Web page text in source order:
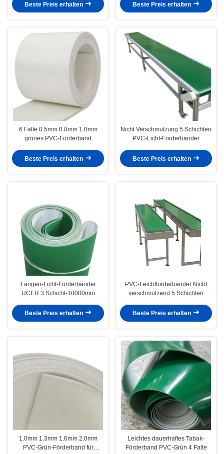
Beste Preis erhalten Beste Preis erhalten
6 Falte 0.5mm 0.8mm 1.0mm
grünes PVC-Förderband
Beste Preis erhalten
Nicht Verschmutzung 5 Schichten
PVC-Licht-Förderbänder
Beste Preis erhalten
Längen-Licht-Förderbänder
UCER 3 Schicht-10000mm
Beste Preis erhalten
PVC-Leichtförderbänder Nicht
verschmutzend 5 Schichten
Beste Preis erhalten
1.0mm 1.3mm 1.6mm 2.0mm
PVC-Grün-Förderband für
Leichtes dauerhaftes Tabak-
Förderband PVC-Grün 4 Falte